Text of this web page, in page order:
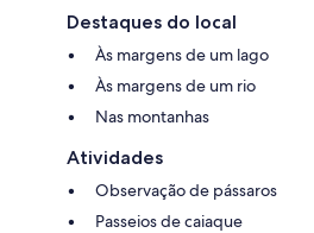
Destaques do local
Às margens de um lago
Às margens de um rio
Nas montanhas
Atividades
Observação de pássaros
Passeios de caiaque